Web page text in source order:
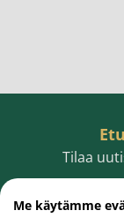
Tilaa
Me käytämme